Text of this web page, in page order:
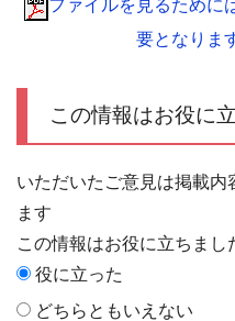
ファイルを見るために
要となりま
この情報はお役に
いただいたご意見は掲載内
ます
この情報はお役に立ちまし
役に立った
どちらともいえない